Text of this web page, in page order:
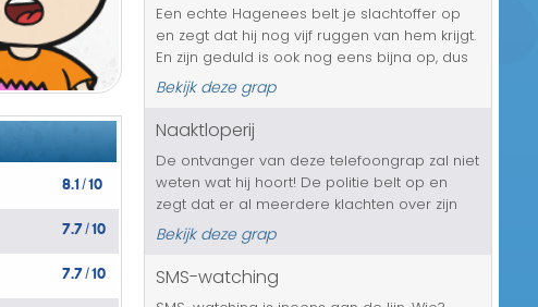
8.1/10
7.7/10
7.7/10
Een echte Hagenees belt je slachtoffer op
en zegt dat hij nog vijf ruggen van hem krijgt.
En zijn geduld is ook nog eens bijna op, dus
het wordt tijd op de boel op te gaan
hoesten....
Bekijk deze grap
Naaktloperij
De ontvanger van deze telefoongrap zal niet
weten wat hij hoort! De politie belt op en
zegt dat er al meerdere klachten over zijn
naaktloperij in huis zijn binnen gekomen. Hij
staat de hele tijd bloot voor het raam en
daar houden de buren h...
Bekijk deze grap
SMS-watching